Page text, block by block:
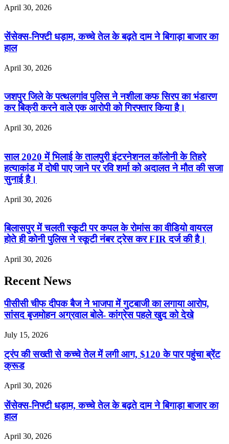
April 30, 2026
सेंसेक्स-निफ्टी धड़ाम, कच्चे तेल के बढ़ते दाम ने बिगाड़ा बाजार का
हाल
April 30, 2026
जशपुर जिले के पत्थलगांव पुलिस ने नशीला कफ सिरप का भंडारण
कर बिक्री करने वाले एक आरोपी को गिरफ्तार किया है।
April 30, 2026
साल 2020 में भिलाई के तालपुरी इंटरनेशनल कॉलोनी के तिहरे
हत्याकांड में दोषी पाए जाने पर रवि शर्मा को अदालत ने मौत की सजा
सुनाई है।
April 30, 2026
बिलासपुर में चलती स्कूटी पर कपल के रोमांस का वीडियो वायरल
होते ही कोनी पुलिस ने स्कूटी नंबर ट्रेस कर FIR दर्ज की है।
April 30, 2026
Recent News
पीसीसी चीफ दीपक बैज ने भाजपा में गुटबाजी का लगाया आरोप,
सांसद बृजमोहन अग्रवाल बोले- कांग्रेस पहले खुद को देखे
July 15, 2026
ट्रंप की सख्ती से कच्चे तेल में लगी आग, $120 के पार पहुंचा ब्रेंट
क्रूड
April 30, 2026
सेंसेक्स-निफ्टी धड़ाम, कच्चे तेल के बढ़ते दाम ने बिगाड़ा बाजार का
हाल
April 30, 2026